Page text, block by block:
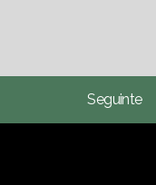
Seguinte